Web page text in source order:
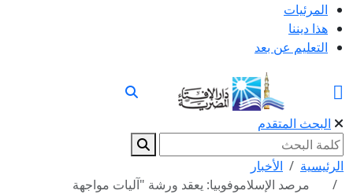
المرئيات
هذا ديننا
التعليم عن بعد
البحث المتقدم
الرئيسية
الأخبار
مرصد الإسلاموفوبيا: يعقد ورشة "آليات مواجهة